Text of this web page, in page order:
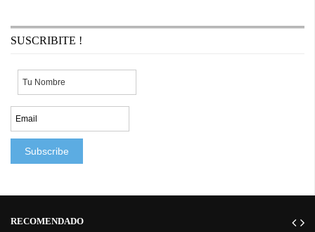
SUSCRIBITE !
RECOMENDADO